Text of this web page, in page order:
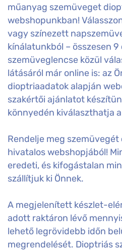
műanyag szemüveget
webshopunkban!
vagy színezett
kínálatunkból – összesen
szemüveglencse közül
látásáról már online is: az
dioptriaadatok alapján
szakértői ajánlatot
könnyedén kiválaszthatja
Rendelje meg
hivatalos webshopjából!
eredeti, és kifogástalan
szállítjuk ki Önnek.
A megjelenített készlet-
adott raktáron lévő
lehető legrövidebb időn
megrendelését. Dioptriás